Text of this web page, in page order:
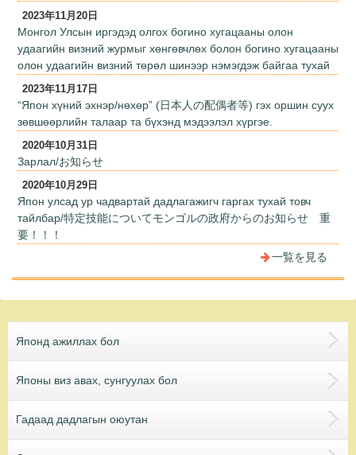
2023年11月20日
Монгол Улсын иргэдэд олгох богино хугацааны олон
удаагийн визний журмыг хөнгөвчлөх болон богино хугацааны
олон удаагийн визний төрөл шинээр нэмэгдэж байгаа тухай
2023年11月17日
“Япон хүний эхнэр/нөхөр” (日本人の配偶者等) гэх оршин суух
зөвшөөрлийн талаар та бүхэнд мэдээлэл хүргэе.
2020年10月31日
Зарлал/お知らせ
2020年10月29日
Япон улсад ур чадвартай дадлагажигч гаргах тухай товч
тайлбар/特定技能についてモンゴルの政府からのお知らせ 重
要！！！
一覧を見る
Японд ажиллах бол
Японы виз авах, сунгуулах бол
Гадаад дадлагын оюутан